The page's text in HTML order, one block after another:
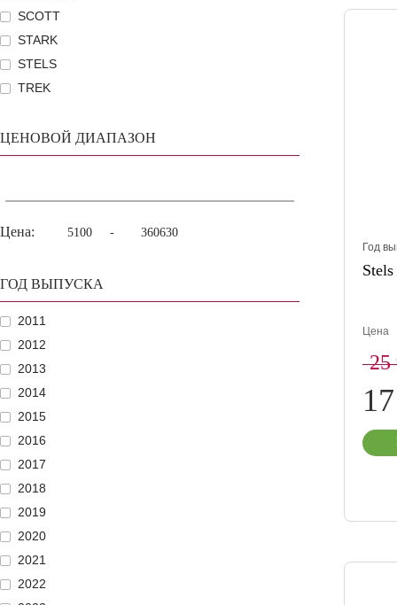
SCOTT
STARK
STELS
TREK
ЦЕНОВОЙ ДИАПАЗОН
Цена: -
ГОД ВЫПУСКА
2011
2012
2013
2014
2015
2016
2017
2018
2019
2020
2021
2022
Год
Цена